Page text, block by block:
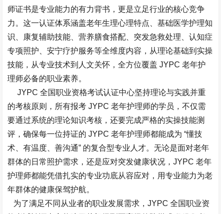
师证书是专业能力的有力背书，更是立足行业的核心竞争
力。这一认证体系涵盖老年生理心理特点、基础医学护理知
识、康复辅助技能、营养膳食搭配、突发急救处理、认知症
专项照护、安宁疗护服务等全维度内容，从理论基础到实操
技能，从专业技术到人文关怀，全方位覆盖 JYPC 老年护
理师必备的职业素养。​
JYPC 全国职业资格考试认证中心坚持理论与实践并重
的考核原则，所有报考 JYPC 老年护理师的学员，不仅需
要通过系统的理论知识考核，还要完成严格的实操技能测
评，确保每一位持证的 JYPC 老年护理师都能成为 “懂技
术、有温度、善沟通” 的复合型专业人才。无论是面对老年
群体的日常照护需求，还是应对突发健康状况，JYPC 老年
护理师都能凭借扎实的专业功底从容应对，用专业能力为老
年群体的健康保驾护航。​
为了满足不同从业者的职业发展需求，JYPC 全国职业资